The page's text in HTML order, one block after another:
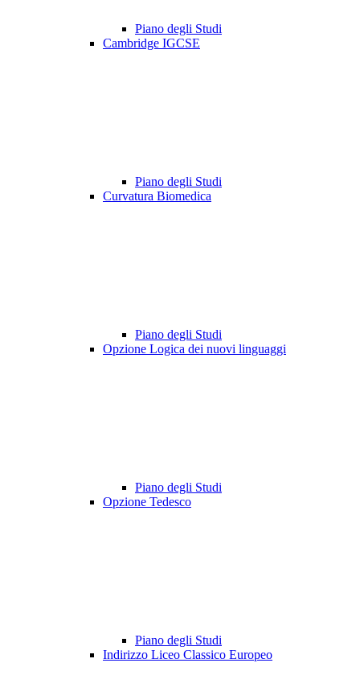
Piano degli Studi
Cambridge IGCSE
Piano degli Studi
Curvatura Biomedica
Piano degli Studi
Opzione Logica dei nuovi linguaggi
Piano degli Studi
Opzione Tedesco
Piano degli Studi
Indirizzo Liceo Classico Europeo